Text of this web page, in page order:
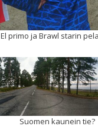
El primo ja Brawl starin
Suomen kaunein tie?